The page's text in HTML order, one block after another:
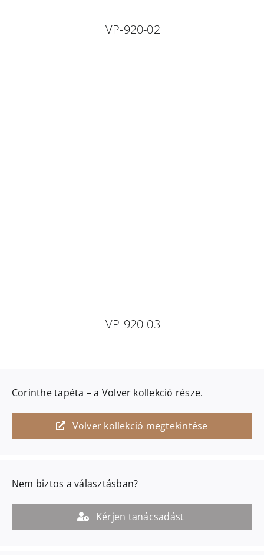
VP-920-02
VP-920-03
Corinthetapéta – a Volver kollekció része.
Volver kollekció megtekintése
Nem biztos a választásban?
Kérjen tanácsadást